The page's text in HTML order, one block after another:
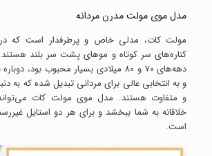
مدل موی مولت مدرن مردانه
مولت کات، مدلی خاص و پرطرفدار است که
کناره‌های سر کوتاه و موهای پشت سر بلند
دهه‌های 70 و 80 میلادی بسیار محبوب بود،
و به انتخابی عالی برای مردانی تبدیل شده که به
و متفاوت هستند. مدل موی مولت کات
خلاقانه به شما ببخشد و برای هر دو استایل
است.